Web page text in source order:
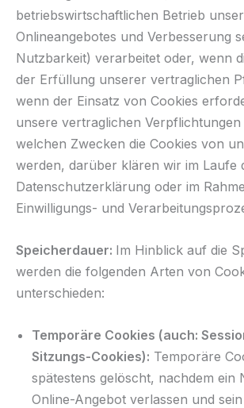
betriebswirtschaftlichen Betrieb
Onlineangebotes und Verbesserung
Nutzbarkeit) verarbeitet oder, wenn
der Erfüllung unserer vertraglichen
wenn der Einsatz von Cookies
unsere vertraglichen
welchen Zwecken die Cookies von
werden, darüber klären wir im Laufe
Datenschutzerklärung oder im
Einwilligungs- und
Speicherdauer: Im Hinblick auf die
werden die folgenden Arten von
unterschieden:
Temporäre Cookies (auch:
Sitzungs-Cookies): Temporäre
spätestens gelöscht, nachdem ein
Online-Angebot verlassen und